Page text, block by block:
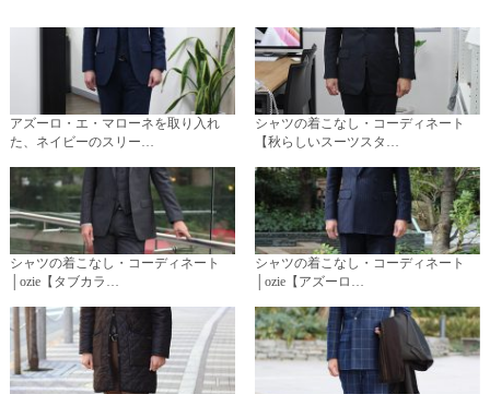
アズーロ・エ・マローネを取り入れ
た、ネイビーのスリー…
シャツの着こなし・コーディネート
【秋らしいスーツスタ…
シャツの着こなし・コーディネート
│ozie【タブカラ…
シャツの着こなし・コーディネート
│ozie【アズーロ…